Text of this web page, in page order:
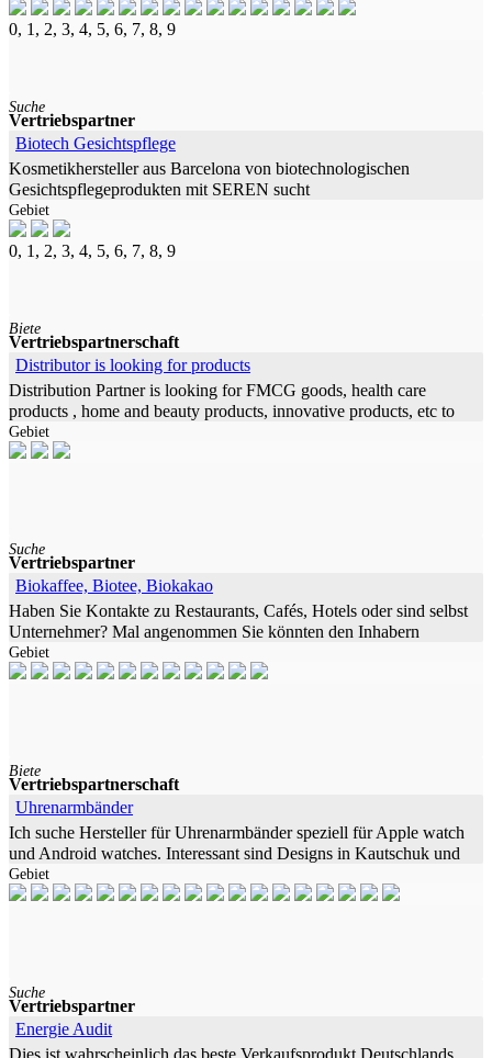
0, 1, 2, 3, 4, 5, 6, 7, 8, 9
Suche
Vertriebspartner
Biotech Gesichtspflege
Kosmetikhersteller aus Barcelona von biotechnologischen
Gesichtspflegeprodukten mit SEREN sucht
Vertriebs-/Handelsagentur in Deutschland bzw. dem DACH-Markt
Gebiet
0, 1, 2, 3, 4, 5, 6, 7, 8, 9
Biete
Vertriebspartnerschaft
Distributor is looking for products
Distribution Partner is looking for FMCG goods, health care
products , home and beauty products, innovative products, etc to
open markets in Belgium, The
Gebiet
Suche
Vertriebspartner
Biokaffee, Biotee, Biokakao
Haben Sie Kontakte zu Restaurants, Cafés, Hotels oder sind selbst
Unternehmer? Mal angenommen Sie könnten den Inhabern
anbieten, dass sie täglich an Ihren
Gebiet
Biete
Vertriebspartnerschaft
Uhrenarmbänder
Ich suche Hersteller für Uhrenarmbänder speziell für Apple watch
und Android watches. Interessant sind Designs in Kautschuk und
Gebiet
Suche
Vertriebspartner
Energie Audit
Dies ist wahrscheinlich das beste Verkaufsprodukt Deutschlands.